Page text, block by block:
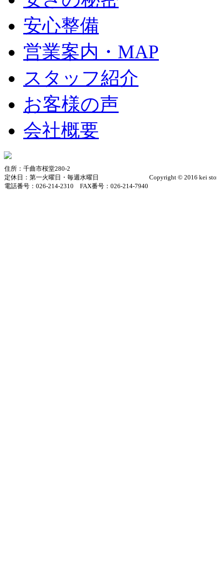
安心整備
営業案内・MAP
スタッフ紹介
お客様の声
会社概要
住所：千曲市桜堂280-2
定休日：第一火曜日・毎週水曜日
電話番号：026-214-2310 FAX番号：026-214-7940
Copyright © 2016 kei